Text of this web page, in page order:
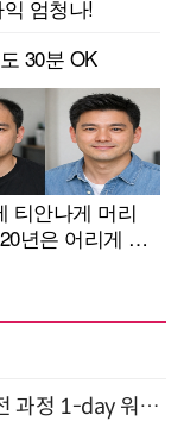
UX 기획·DESIGN.md 설계·AI 구현 전 과정 1-day 워크숍 with Claude Code·Codex 9월 15일 개최